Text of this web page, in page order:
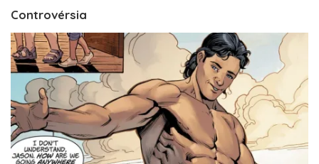
Controvérsia